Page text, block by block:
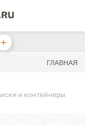
+
ГЛАВНАЯ
и контейнеры